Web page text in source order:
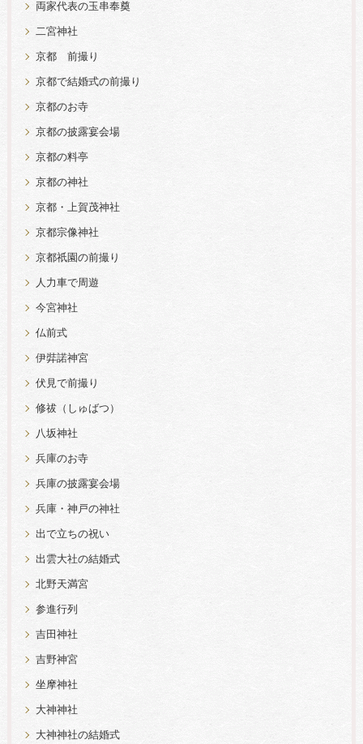
両家代表の玉串奉奠
二宮神社
京都 前撮り
京都で結婚式の前撮り
京都のお寺
京都の披露宴会場
京都の料亭
京都の神社
京都・上賀茂神社
京都宗像神社
京都祇園の前撮り
人力車で周遊
今宮神社
仏前式
伊弉諾神宮
伏見で前撮り
修祓（しゅばつ）
八坂神社
兵庫のお寺
兵庫の披露宴会場
兵庫・神戸の神社
出で立ちの祝い
出雲大社の結婚式
北野天満宮
参進行列
吉田神社
吉野神宮
坐摩神社
大神神社
大神神社の結婚式